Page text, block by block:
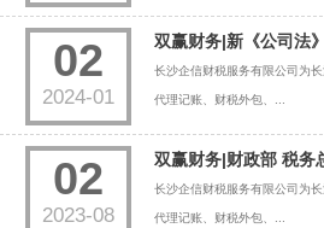
02
2024-01
双赢财务|新《公司法
长沙企信财税服务有限公司为
代理记账、财税外包、...
02
2023-08
双赢财务|财政部 税务
长沙企信财税服务有限公司为
代理记账、财税外包、...